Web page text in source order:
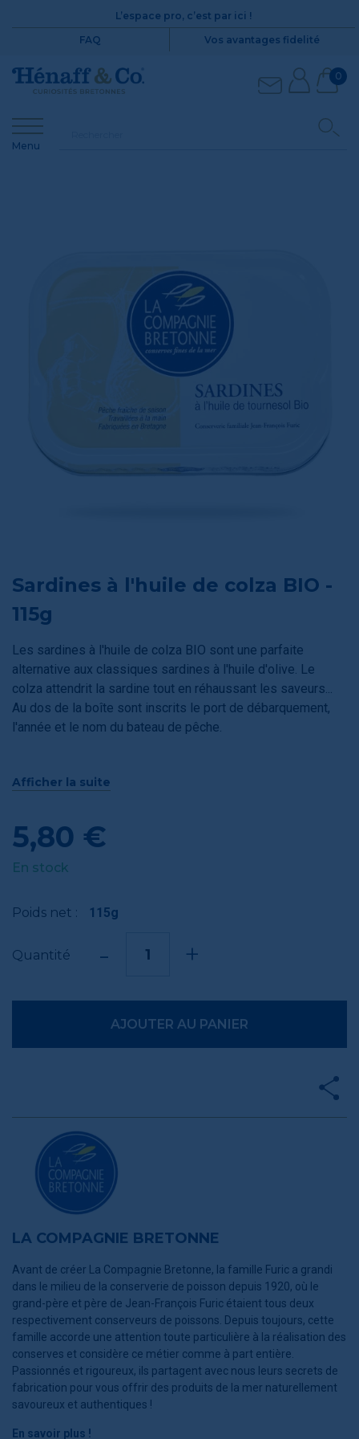
L’espace pro, c’est par ici !
FAQ
Vos avantages fidelité
0
Menu
Sardines à l'huile de colza BIO -
115g
Les sardines à l'huile de colza BIO sont une parfaite
alternative aux classiques sardines à l'huile d'olive. Le
colza attendrit la sardine tout en réhaussant les saveurs...
Au dos de la boîte sont inscrits le port de débarquement,
l'année et le nom du bateau de pêche.
Bretonne est la Sardina Pilchardus Walbaum.
Afficher la suite
5,80 €
En stock
Poids net : 115g
Quantité - +
AJOUTER AU PANIER
LA COMPAGNIE BRETONNE
Avant de créer La Compagnie Bretonne, la famille Furic a grandi
dans le milieu de la conserverie de poisson depuis 1920, où le
grand-père et père de Jean-François Furic étaient tous deux
respectivement conserveurs de poissons. Depuis toujours, cette
famille accorde une attention toute particulière à la réalisation des
conserves et considère ce métier comme à part entière.
Passionnés et rigoureux, ils partagent avec nous leurs secrets de
fabrication pour vous offrir des produits de la mer naturellement
savoureux et authentiques !
En savoir plus !